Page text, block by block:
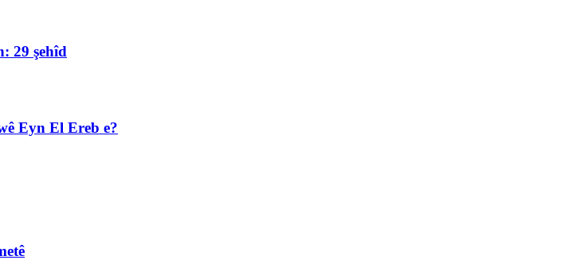
29 şehîd
Eyn El Ereb e?